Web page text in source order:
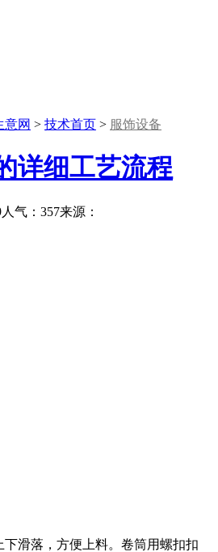
意网 > 技术首页 > 服饰设备
详细工艺流程
人气：357来源：
滑落，方便上料。卷筒用螺扣扣